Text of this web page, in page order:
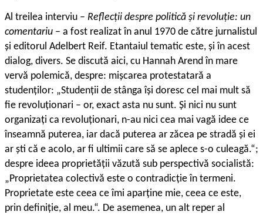
Al treilea interviu – Reflecții despre politică și revoluție: un
comentariu – a fost realizat în anul 1970 de către jurnalistul
și editorul Adelbert Reif. Etantaiul tematic este, și în acest
dialog, divers. Se discută aici, cu Hannah Arend în mare
vervă polemică, despre: mișcarea protestatară a
studenților: „Studenții de stânga își doresc cel mai mult să
fie revoluționari – or, exact asta nu sunt. Și nici nu sunt
organizați ca revoluționari, n-au nici cea mai vagă idee ce
înseamnă puterea, iar dacă puterea ar zăcea pe stradă și ei
ar ști că e acolo, ar fi ultimii care să se aplece s-o culeagă.“;
despre ideea proprietății văzută sub perspectivă socialistă:
„Proprietatea colectivă este o contradicție în termeni.
Proprietate este ceea ce îmi aparține mie, ceea ce este,
prin definiție, al meu.“. De asemenea, un alt reper al